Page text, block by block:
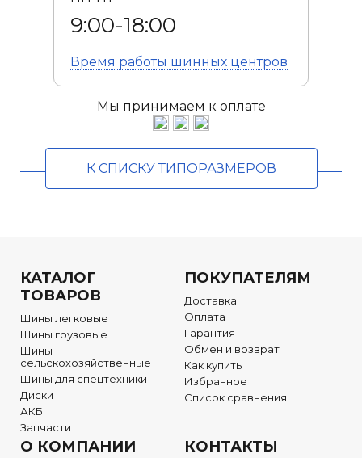
9:00-18:00
Время работы шинных центров
Мы принимаем к оплате
К СПИСКУ ТИПОРАЗМЕРОВ
КАТАЛОГ
ТОВАРОВ
Шины легковые
Шины грузовые
Шины
сельскохозяйственные
Шины для спецтехники
Диски
АКБ
Запчасти
ПОКУПАТЕЛЯМ
Доставка
Оплата
Гарантия
Обмен и возврат
Как купить
Избранное
Список сравнения
О КОМПАНИИ КОНТАКТЫ